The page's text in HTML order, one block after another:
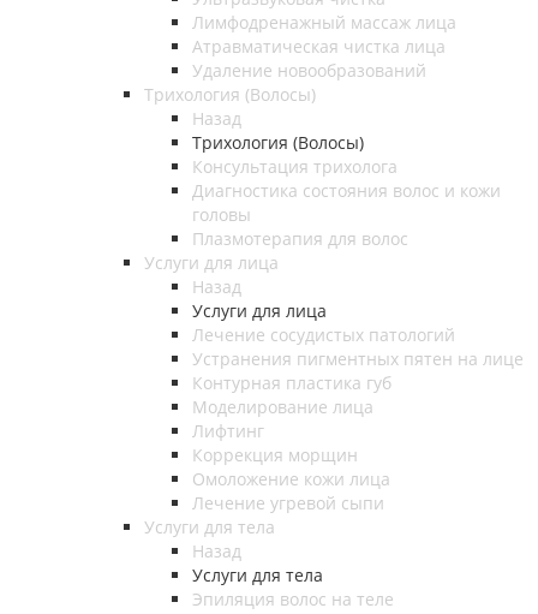
Лимфодренажный массаж лица
Атравматическая чистка лица
Удаление новообразований
Трихология (Волосы)
Назад
Трихология (Волосы)
Консультация трихолога
Диагностика состояния волос и кожи
головы
Плазмотерапия для волос
Услуги для лица
Назад
Услуги для лица
Лечение сосудистых патологий
Устранения пигментных пятен на лице
Контурная пластика губ
Моделирование лица
Лифтинг
Коррекция морщин
Омоложение кожи лица
Лечение угревой сыпи
Услуги для тела
Назад
Услуги для тела
Эпиляция волос на теле